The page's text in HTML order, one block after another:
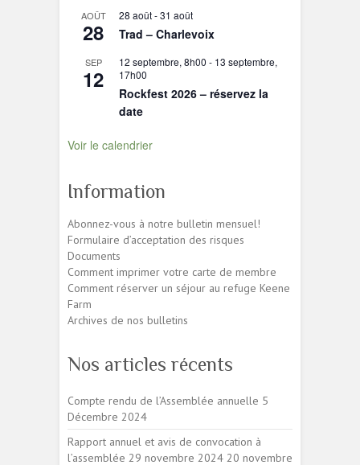
AOÛT
28
28 août-31 août
Trad – Charlevoix
SEP
12
12 septembre, 8h00 - 13 septembre,
17h00
Rockfest 2026 – réservez la
date
Voir le calendrier
Information
Abonnez-vous à notre bulletin mensuel!
Formulaire d’acceptation des risques
Documents
Comment imprimer votre carte de membre
Comment réserver un séjour au refuge Keene
Farm
Archives de nos bulletins
Nos articles récents
Compte rendu de l’Assemblée annuelle 5
Décembre 2024
Rapport annuel et avis de convocation à
l’assemblée 29 novembre 2024 20 novembre